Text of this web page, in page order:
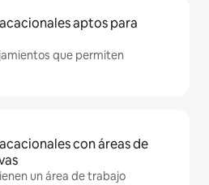
aptos para
que permiten
con áreas de
un área de trabajo